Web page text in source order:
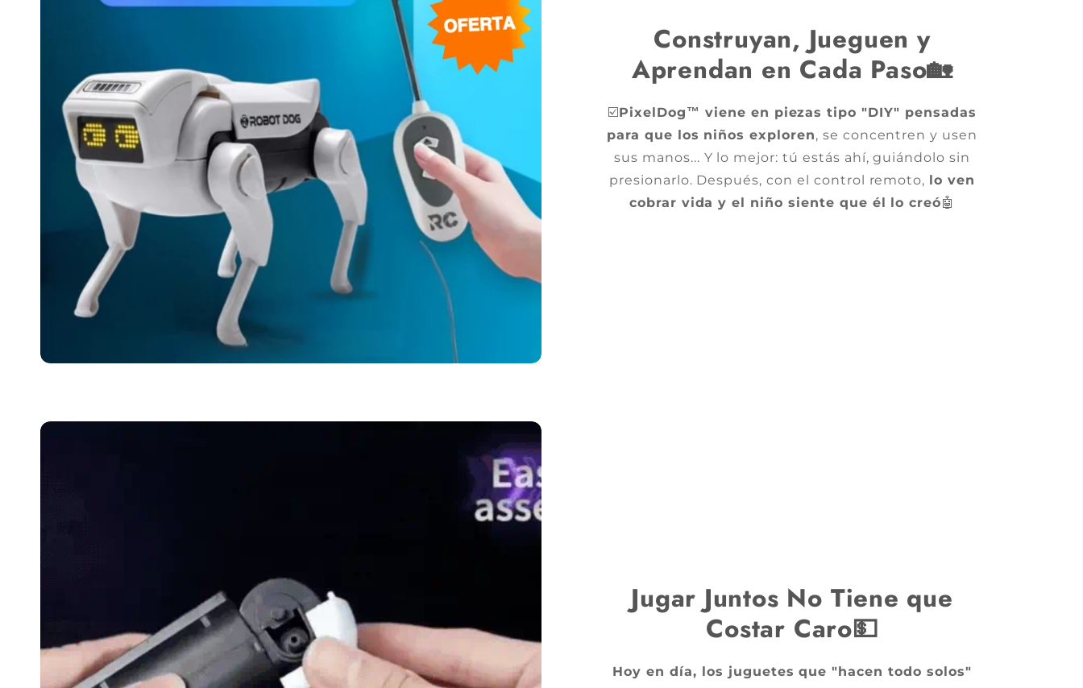
Construyan, Jueguen y
Aprendan en Cada Paso🏡
☑️PixelDog™️ viene en piezas tipo "DIY" pensadas
para que los niños exploren, se concentren y usen
sus manos... Y lo mejor: tú estás ahí, guiándolo sin
presionarlo. Después, con el control remoto, lo ven
cobrar vida y el niño siente que él lo creó🤖
Jugar Juntos No Tiene que
Costar Caro💵
Hoy en día, los juguetes que "hacen todo solos"